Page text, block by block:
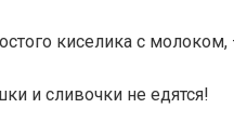
киселика с молоком,
и сливочки не едятся!